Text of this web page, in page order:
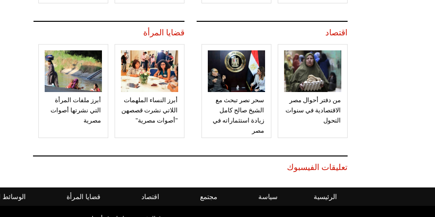
اقتصاد
من دفتر أحوال مصر
الاقتصادية في سنوات
التحول
سحر نصر تبحث مع
الشيخ صالح كامل
زيادة استثماراته في
مصر
قضايا المرأة
أبرز النساء الملهمات
اللاتي نشرت قصصهن
"أصوات مصرية"
أبرز ملفات المرأة
التي نشرتها أصوات
مصرية
تعليقات الفيسبوك
الرئيسية سياسة مجتمع اقتصاد قضايا المرأة الوسائط